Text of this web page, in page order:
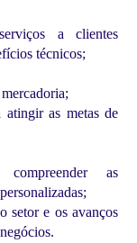
a clientes
técnicos;
atingir as metas de
as
setor e os avanços